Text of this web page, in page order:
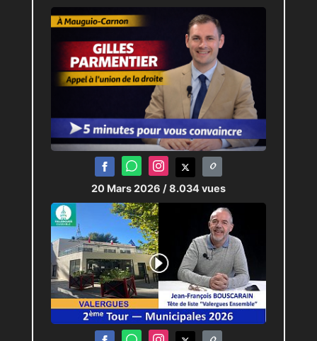
20 Mars 2026 / 8.034 vues